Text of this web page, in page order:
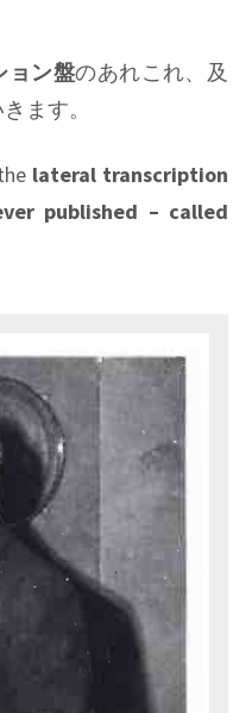
ョン盤のあれこれ、及
ます。
lateral transcription
published – called